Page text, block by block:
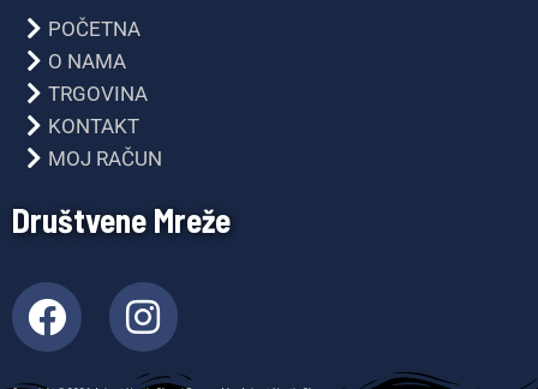
POČETNA
O NAMA
TRGOVINA
KONTAKT
MOJ RAČUN
Društvene Mreže
F
a
c
I
n
s